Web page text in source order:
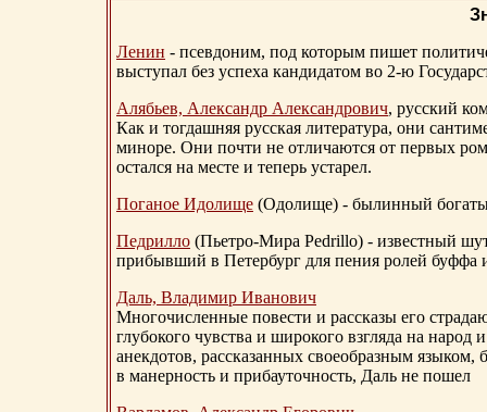
Ленин - псевдоним, под которым пишет
выступал без успеха кандидатом во 2-ю
Алябьев, Александр Александрович, русский
Как и тогдашняя русская литература, они
миноре. Они почти не отличаются от первых
остался на месте и теперь устарел.
Поганое Идолище (Одолище) - былинный
Педрилло (Пьетро-Мира Pedrillo) - известный
прибывший в Петербург для пения ролей буффа
Даль, Владимир Иванович
Многочисленные повести и рассказы его
глубокого чувства и широкого взгляда на
анекдотов, рассказанных своеобразным
в манерность и прибауточность, Даль не пошел